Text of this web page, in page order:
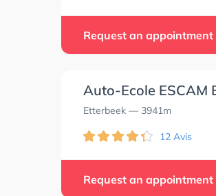
Request an appointment
Auto-Ecole ESCAM
Etterbeek — 3941m
12 Avis
Request an appointment